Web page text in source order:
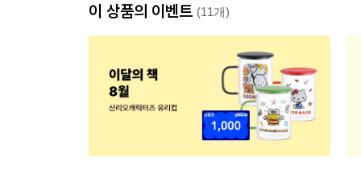
이 상품의 이벤트 (11개)